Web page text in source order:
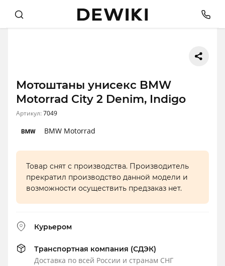
Мотоштаны унисекс BMW
Motorrad City 2 Denim, Indigo
Артикул:7049
BMW Motorrad
Товар снят с производства. Производитель
прекратил производство данной модели и
возможности осуществить предзаказ нет.
Курьером
Транспортная компания (СДЭК)
Доставка по всей России и странам СНГ